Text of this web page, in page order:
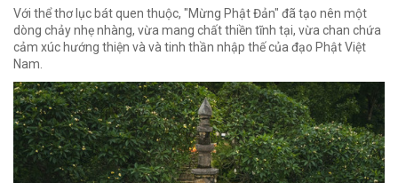
Với thể thơ lục bát quen thuộc, "Mừng Phật Đản" đã tạo nên một
dòng chảy nhẹ nhàng, vừa mang chất thiền tĩnh tại, vừa chan chứa
cảm xúc hướng thiện và và tinh thần nhập thế của đạo Phật Việt
Nam.